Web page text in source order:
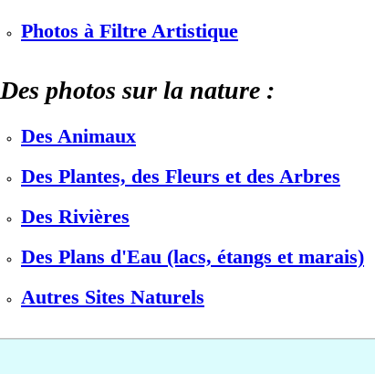
Photos à Filtre Artistique
Des photos sur la nature :
Des Animaux
Des Plantes, des Fleurs et des Arbres
Des Rivières
Des Plans d'Eau (lacs, étangs et marais)
Autres Sites Naturels